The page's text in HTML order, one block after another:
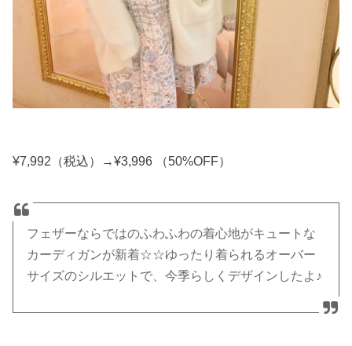
¥7,992（税込）→¥3,996 （50%OFF）
フェザーならではのふわふわの着心地がキュートな
カーディガンが新着☆☆ゆったり着られるオーバー
サイズのシルエットで、今季らしくデザインしたよ♪